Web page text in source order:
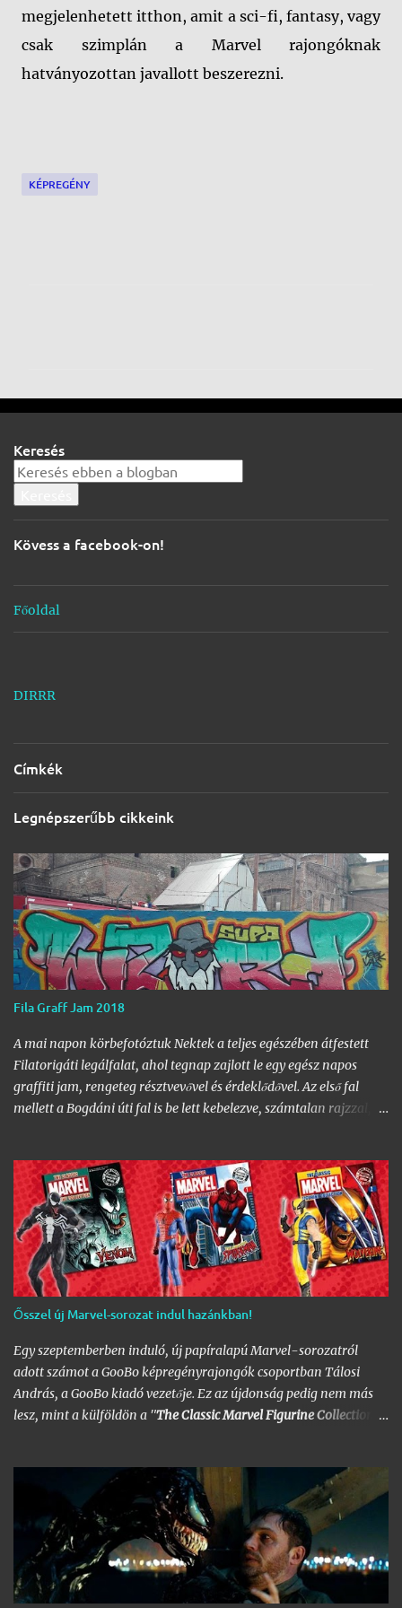
megjelenhetett itthon, amit a sci-fi, fantasy, vagy
csak szimplán a Marvel rajongóknak
hatványozottan javallott beszerezni.
KÉPREGÉNY
e
y
z
s
k
Keresés
Kövess a facebook-on!
Főoldal
DIRRR
Címkék
Legnépszerűbb cikkeink
Fila Graff Jam 2018
A mai napon körbefotóztuk Nektek a teljes egészében átfestett
Filatorigáti legálfalat, ahol tegnap zajlott le egy egész napos
graffiti jam, rengeteg résztvevővel és érdeklődővel. Az első fal
mellett a Bogdáni úti fal is be lett kebelezve, számtalan rajzzal, és
graffiti jam rajzaival!
Ősszel új Marvel-sorozat indul hazánkban!
Egy szeptemberben induló, új papíralapú Marvel-sorozatról
adott számot a GooBo képregényrajongók csoportban Tálosi
András, a GooBo kiadó vezetője. Ez az újdonság pedig nem más
lesz, mint a külföldön a "The Classic Marvel Figurine Collection
"
életpályájáról, egy róla mintázott ólomfigurával együtt.
Hazánkban már volt hasonló kaliberű próbálkozás a DC
figurákkal, de az a kísérlet hamar kudarcba fulladt, és kaszálták
a sorozatot. A kiadó ezúttal is az Eaglemoss lesz, a megjelenésre
pedig már nem is kell olyan sokat várnunk, alig néhány hét
múlva már a polcunkon tudhatjuk az első darabot. Az eredeti